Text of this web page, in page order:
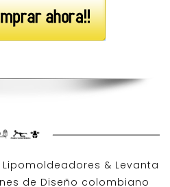
Lipomoldeadores & Levanta
de Diseño colombiano